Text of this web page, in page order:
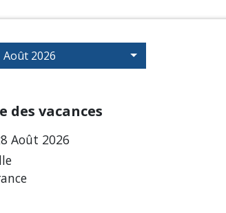
Août 2026
des vacances
Août 2026